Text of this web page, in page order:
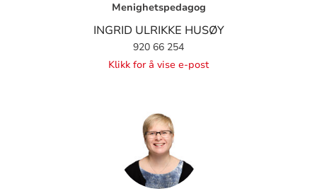
Menighetspedagog
INGRID ULRIKKE HUSØY
920 66 254
Klikk for å vise e-post